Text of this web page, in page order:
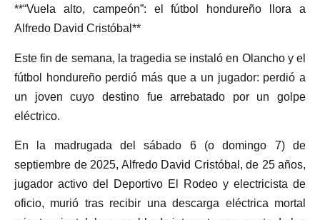
**“Vuela alto, campeón”: el fútbol hondureño llora a
Alfredo David Cristóbal**
Este fin de semana, la tragedia se instaló en Olancho y el
fútbol hondureño perdió más que a un jugador: perdió a
un joven cuyo destino fue arrebatado por un golpe
eléctrico.
En la madrugada del sábado 6 (o domingo 7) de
septiembre de 2025, Alfredo David Cristóbal, de 25 años,
jugador activo del Deportivo El Rodeo y electricista de
oficio, murió tras recibir una descarga eléctrica mortal